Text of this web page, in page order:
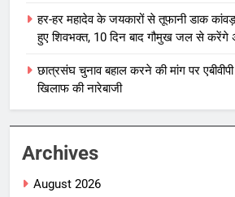
हर-हर महादेव के जयकारों से तूफानी डाक
हुए शिवभक्त, 10 दिन बाद गौमुख जल से करेंगे
छात्रसंघ चुनाव बहाल करने की मांग पर
खिलाफ की नारेबाजी
Archives
August 2026